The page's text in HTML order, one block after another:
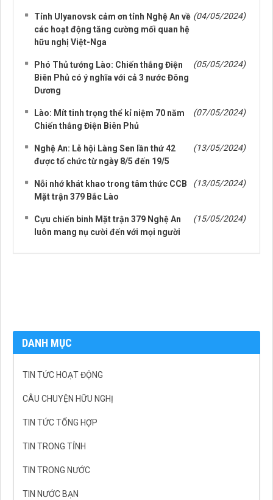
Tỉnh Ulyanovsk cảm ơn tỉnh Nghệ An về
các hoạt động tăng cường mối quan hệ
hữu nghị Việt-Nga
(04/05/2024)
Phó Thủ tướng Lào: Chiến thắng Điện
Biên Phủ có ý nghĩa với cả 3 nước Đông
Dương
(05/05/2024)
Lào: Mít tinh trọng thể kỉ niệm 70 năm
Chiến thắng Điện Biên Phủ
(07/05/2024)
Nghệ An: Lễ hội Làng Sen lần thứ 42
được tổ chức từ ngày 8/5 đến 19/5
(13/05/2024)
Nỗi nhớ khát khao trong tâm thức CCB
Mặt trận 379 Bắc Lào
(13/05/2024)
Cựu chiến binh Mặt trận 379 Nghệ An
luôn mang nụ cười đến với mọi người
(15/05/2024)
DANH MỤC
TIN TỨC HOẠT ĐỘNG
CÂU CHUYỆN HỮU NGHỊ
TIN TỨC TỔNG HỢP
TIN TRONG TỈNH
TIN TRONG NƯỚC
TIN NƯỚC BẠN